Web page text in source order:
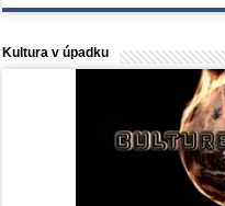
Kultura v úpadku